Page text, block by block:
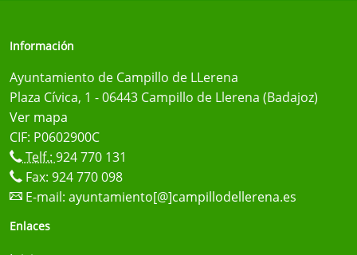
Información
Ayuntamiento de Campillo de LLerena
Plaza Cívica, 1 - 06443 Campillo de Llerena (Badajoz)
Ver mapa
CIF: P0602900C
Telf.: 924 770 131
Fax: 924 770 098
E-mail: ayuntamiento[@]campillodellerena.es
Enlaces